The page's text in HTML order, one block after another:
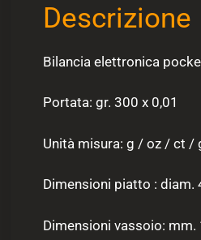
Descrizione
Bilancia elettronica
Portata: gr. 300 x 0,01
Unità misura: g / oz / ct /
Dimensioni piatto : diam.
Dimensioni vassoio: mm.